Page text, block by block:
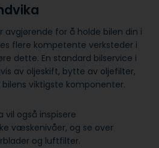
avgjørende for å holde bilen din i
flere kompetente verksteder i
dette. En standard bilservice i
av oljeskift, bytte av oljefilter,
viktigste komponenter.
vil også inspisere
væskenivåer, og se over
og luftfilter.